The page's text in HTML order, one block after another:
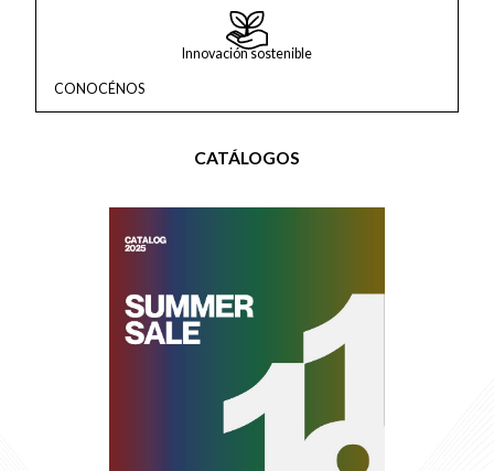
Innovación sostenible
CONOCÉNOS
CATÁLOGOS
PERFILES